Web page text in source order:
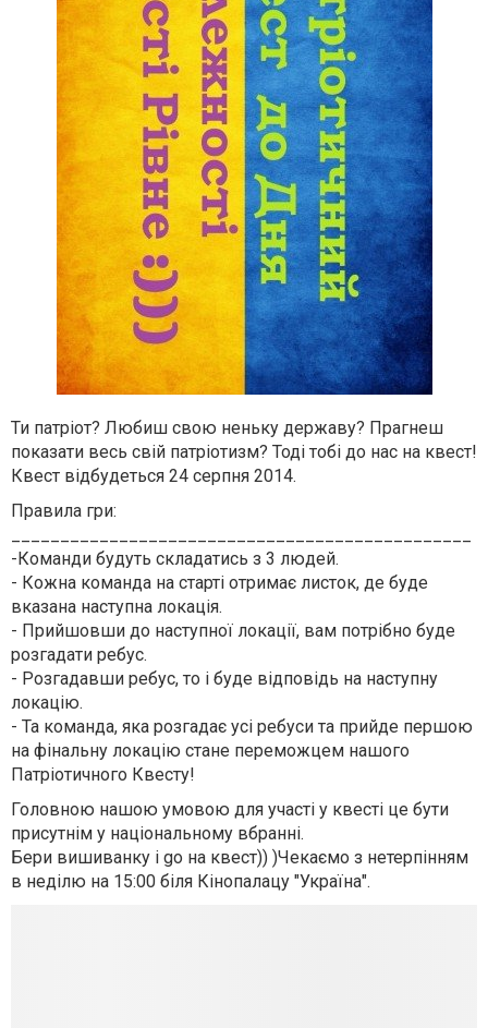
Ти патріот? Любиш свою неньку державу? Прагнеш
показати весь свій патріотизм? Тоді тобі до нас на квест!
Квест відбудеться 24 серпня 2014.
Правила гри:
-Команди будуть складатись з 3 людей.
- Кожна команда на старті отримає листок, де буде
вказана наступна локація.
- Прийшовши до наступної локації, вам потрібно буде
розгадати ребус.
- Розгадавши ребус, то і буде відповідь на наступну
локацію.
- Та команда, яка розгадає усі ребуси та прийде першою
на фінальну локацію стане переможцем нашого
Патріотичного Квесту!
Головною нашою умовою для участі у квесті це бути
присутнім у національному вбранні.
Бери вишиванку і go на квест)) )Чекаємо з нетерпінням
в неділю на 15:00 біля Кінопалацу "Україна".